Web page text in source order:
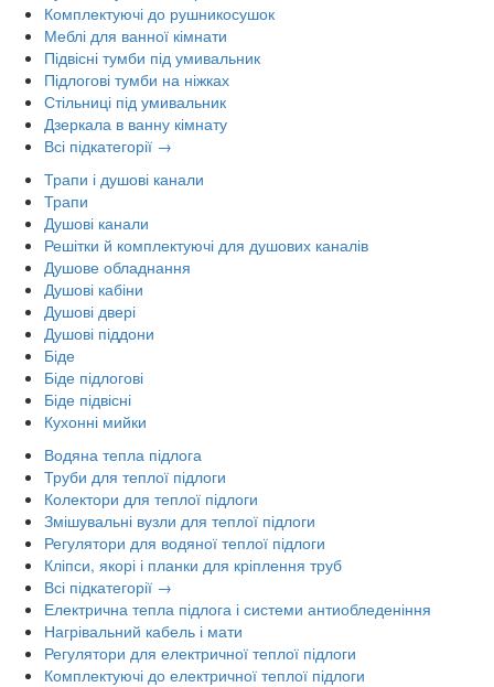
Комплектуючі до рушникосушок
Меблі для ванної кімнати
Підвісні тумби під умивальник
Підлогові тумби на ніжках
Стільниці під умивальник
Дзеркала в ванну кімнату
Всі підкатегорії →
Трапи і душові канали
Трапи
Душові канали
Решітки й комплектуючі для душових каналів
Душове обладнання
Душові кабіни
Душові двері
Душові піддони
Біде
Біде підлогові
Біде підвісні
Кухонні мийки
Водяна тепла підлога
Труби для теплої підлоги
Колектори для теплої підлоги
Змішувальні вузли для теплої підлоги
Регулятори для водяної теплої підлоги
Кліпси, якорі і планки для кріплення труб
Всі підкатегорії →
Електрична тепла підлога і системи антиобледеніння
Нагрівальний кабель і мати
Регулятори для електричної теплої підлоги
Комплектуючі до електричної теплої підлоги